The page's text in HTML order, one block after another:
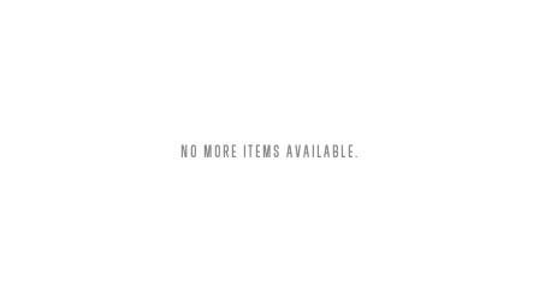
NO MORE ITEMS AVAILABLE.